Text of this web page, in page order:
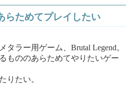
らためてプレイしたい
タラー用ゲーム、Brutal Legend。
もののあらためてやりたいゲー
りたい。